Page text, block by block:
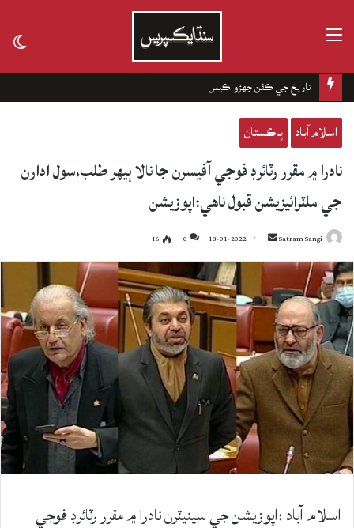
تاريخ جي ڪفن جھڙو ڪيس
اسلام آباد پاڪستان
نادرا ۾ مقرر رٽائرڊ فوجي آفيسرن جا نالا ٻيهر طلب،سول ادارن
جي ملٽرائيزيشن قبول ناهي:اپوزيشن
Satram Sangi
Send
an
18-01-2022
0
16
اسلام آباد :اپوزيشن جي سينيٽرن نادرا ۾ مقرر رٽائرڊ فوجي